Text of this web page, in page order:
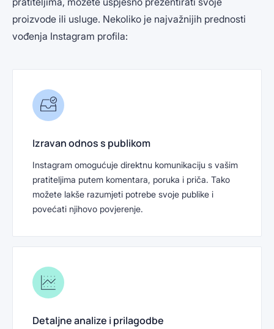
proizvode ili usluge. Nekoliko je najvažnijih prednosti
vođenja Instagram profila:
Izravan odnos s publikom
Instagram omogućuje direktnu komunikaciju s vašim
pratiteljima putem komentara, poruka i priča. Tako
možete lakše razumjeti potrebe svoje publike i
povećati njihovo povjerenje.
Detaljne analize i prilagodbe